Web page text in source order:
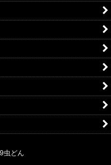
虫どん